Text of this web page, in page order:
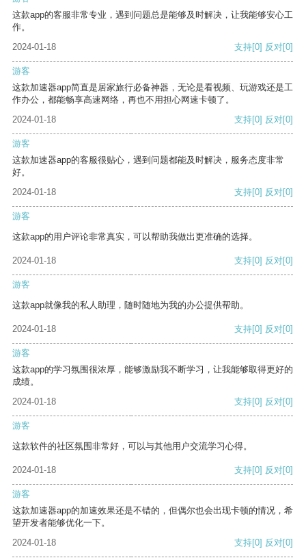
这款app的客服非常专业，遇到问题总是能够及时解决，让我能够安心工
作。
2024-01-18
支持[0] 反对[0]
游客
这款加速器app简直是居家旅行必备神器，无论是看视频、玩游戏还是工
作办公，都能畅享高速网络，再也不用担心网速卡顿了。
2024-01-18
支持[0] 反对[0]
游客
这款加速器app的客服很贴心，遇到问题都能及时解决，服务态度非常
好。
2024-01-18
支持[0] 反对[0]
游客
这款app的用户评论非常真实，可以帮助我做出更准确的选择。
2024-01-18 支持[0] 反对[0]
游客
这款app就像我的私人助理，随时随地为我的办公提供帮助。
2024-01-18 支持[0] 反对[0]
游客
这款app的学习氛围很浓厚，能够激励我不断学习，让我能够取得更好的
成绩。
2024-01-18
支持[0] 反对[0]
游客
这款软件的社区氛围非常好，可以与其他用户交流学习心得。
2024-01-18 支持[0] 反对[0]
游客
这款加速器app的加速效果还是不错的，但偶尔也会出现卡顿的情况，希
望开发者能够优化一下。
2024-01-18
支持[0] 反对[0]